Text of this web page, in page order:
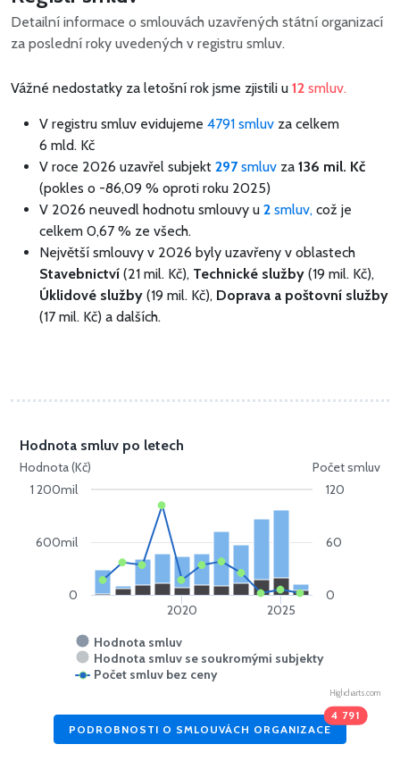
Detailní informace o smlouvách uzavřených státní organizací
za poslední roky uvedených v registru smluv.
Vážné nedostatky za letošní rok jsme zjistili u 12 smluv.
V registru smluv evidujeme 4791 smluv za celkem
6 mld. Kč
V roce 2026 uzavřel subjekt 297smluv za 136 mil. Kč
(pokles o -86,09 % oproti roku 2025)
V 2026 neuvedl hodnotu smlouvy u 2 smluv, což je
celkem 0,67 % ze všech.
Největší smlouvy v 2026 byly uzavřeny v oblastech
Stavebnictví (21 mil. Kč), Technické služby (19 mil. Kč),
Úklidové služby (19 mil. Kč), Doprava a poštovní služby
(17 mil. Kč) a dalších.
Hodnota (Kč) Počet smluv
Hodnota smluv po letech
Hodnota smluv
Hodnota smluv se soukromými subjekty
Počet smluv bez ceny
2020 2025
0
600mil
1 200mil
0
60
120
Highcharts.com
PODROBNOSTI O SMLOUVÁCH ORGANIZACE
4 791